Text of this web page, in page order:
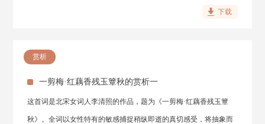
下载
赏析
一剪梅·红藕香残玉簟秋的赏析一
这首词是北宋女词人李清照的作品，题为《一剪梅·红藕香残玉簟
秋》。全词以女性特有的敏感捕捉稍纵即逝的真切感受，将抽象而